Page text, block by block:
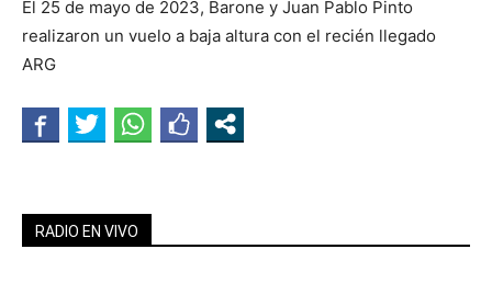
El 25 de mayo de 2023, Barone y Juan Pablo Pinto
realizaron un vuelo a baja altura con el recién llegado
ARG
RADIO EN VIVO